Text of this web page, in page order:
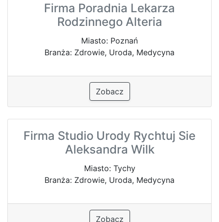
Firma Poradnia Lekarza
Rodzinnego Alteria
Miasto: Poznań
Branża: Zdrowie, Uroda, Medycyna
Zobacz
Firma Studio Urody Rychtuj Sie
Aleksandra Wilk
Miasto: Tychy
Branża: Zdrowie, Uroda, Medycyna
Zobacz